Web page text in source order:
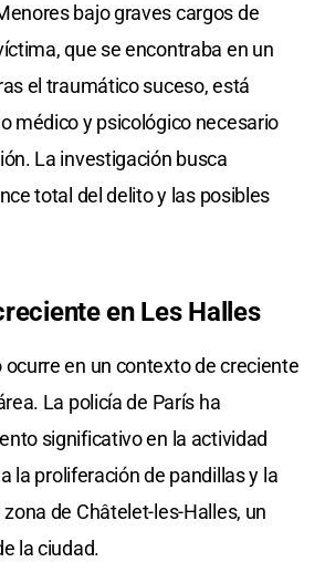
bajo graves cargos de
que se encontraba en un
el traumático suceso, está
médico y psicológico necesario
La investigación busca
total del delito y las posibles
en Les Halles
ocurre en un contexto de creciente
La policía de París ha
significativo en la actividad
la proliferación de pandillas y la
de Châtelet-les-Halles, un
la ciudad.